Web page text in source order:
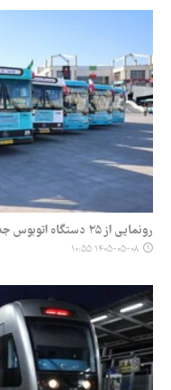
رونمایی از ۲۵ دستگاه اتوبوس جدید و بازسازی‌شده در مشهد
۱۴۰۵-۰۵-۰۸ ۱۰:۵۵